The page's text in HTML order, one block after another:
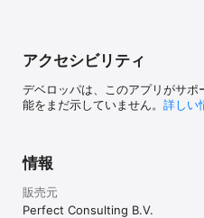
services been reviewed,
Trademarks referring to
the author for nominative
アクセシビリティ
デベロッパは、このアプリがサ
能をまだ示していません。 詳しい
情報
販売元
Perfect Consulting B.V.